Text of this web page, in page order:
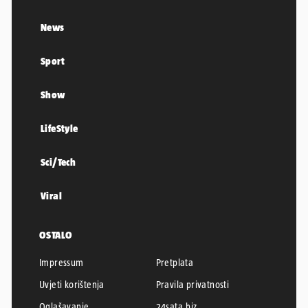
News
Sport
Show
LifeStyle
Sci/Tech
Viral
OSTALO
Impressum
Pretplata
Uvjeti korištenja
Pravila privatnosti